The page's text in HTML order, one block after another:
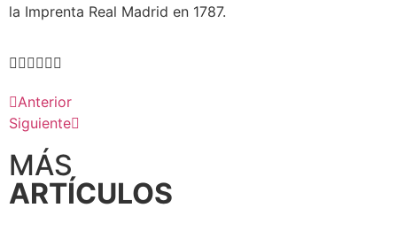
la Imprenta Real Madrid en 1787.
Anterior
Siguiente
MÁS
ARTÍCULOS